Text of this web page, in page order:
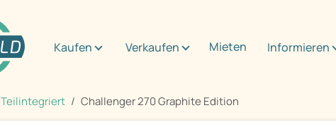
Kaufen Verkaufen Mieten Informieren
Teilintegriert Challenger 270 Graphite Edition